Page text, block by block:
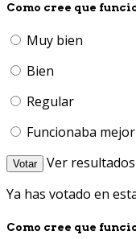
Como cree que
Muy bien
Bien
Regular
Funcionaba
Votar
Ver resultados
Ya has votado en
Como cree que